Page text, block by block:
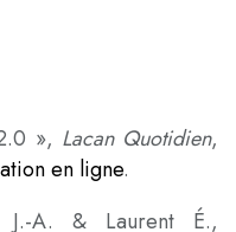
», Lacan Quotidien,
en ligne.
A. & Laurent É.,